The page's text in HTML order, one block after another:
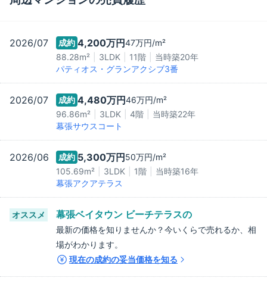
2026/07 成約 4,200万円47万円/m²
88.28m²
3LDK 11階 当時築20年
パティオス・グランアクシブ3番
2026/07 成約 4,480万円46万円/m²
96.86m²
3LDK 4階 当時築22年
幕張サウスコート
2026/06 成約 5,300万円50万円/m²
105.69m²
3LDK 1階 当時築16年
幕張アクアテラス
オススメ 幕張ベイタウン ビーチテラスの
最新の価格を知りませんか？今いくらで売れるか、相
場がわかります。
現在の成約の妥当価格を知る